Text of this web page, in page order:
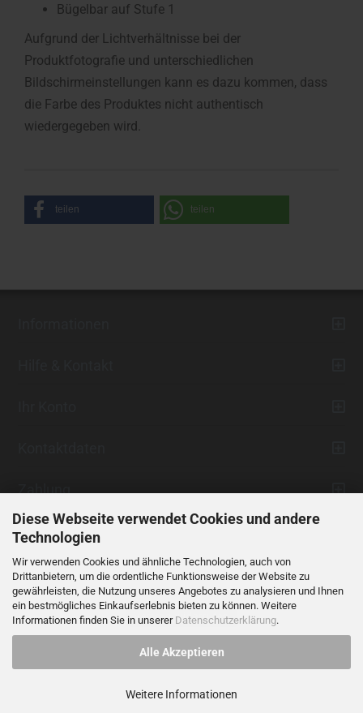
Diese Webseite verwendet Cookies und andere
Technologien
Wir verwenden Cookies und ähnliche Technologien, auch von
Drittanbietern, um die ordentliche Funktionsweise der Website zu
gewährleisten, die Nutzung unseres Angebotes zu analysieren und Ihnen
ein bestmögliches Einkaufserlebnis bieten zu können. Weitere
Informationen finden Sie in unserer Datenschutzerklärung.
Alle Akzeptieren
Weitere Informationen
Bügelbar auf Stufe 1
Aufgrund der Lichtverhältnisse bei der
Produktfotografie und unterschiedlichen
Bildschirmeinstellungen kann es dazu kommen, dass
die Farbe des Produktes nicht authentisch
wiedergegeben wird.
teilen teilen
Zahlung
Vertrag widerrufen